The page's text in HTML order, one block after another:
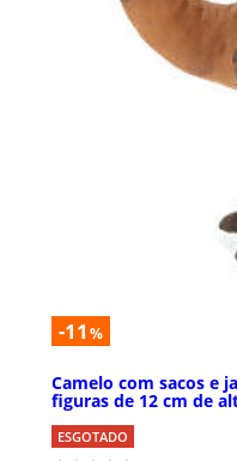
-11 %
Camelo com sacos e
figuras de 12 cm de
ESGOTADO